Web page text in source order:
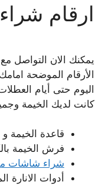
ارقام
يمكنك الان التواصل
الأرقام الموضحة
اليوم حتى أيام
كانت لديك الخيمة
قاعدة الخيمة و
فرش الخيمة
شراء شاشات
أدوات الانارة